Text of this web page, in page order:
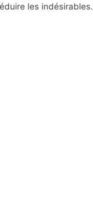
les indésirables.